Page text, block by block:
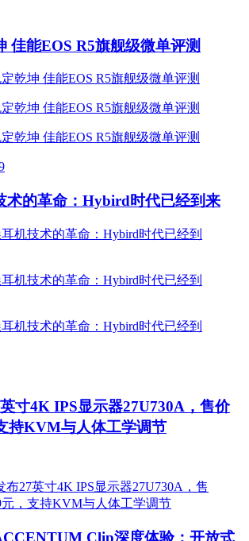
佳能EOS R5旗舰级微单评测
术的革命：Hybird时代已经到来
寸4K IPS显示器27U730A，售价
持KVM与人体工学调节
Clip深度体验：开放式